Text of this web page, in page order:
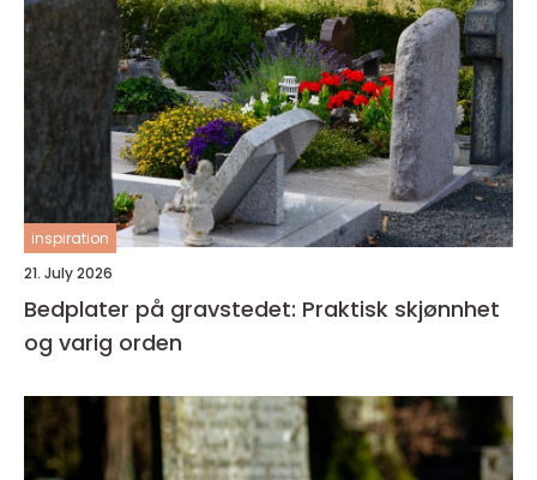
inspiration
21. July 2026
Bedplater på gravstedet: Praktisk skjønnhet
og varig orden